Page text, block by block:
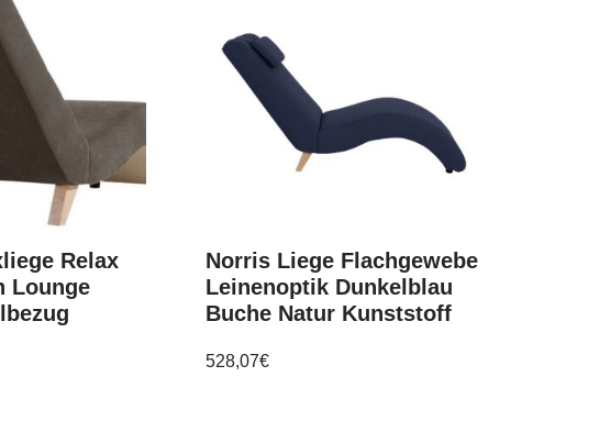
Relax
Lounge
Norris Liege Flachgewebe
Leinenoptik Dunkelblau
Buche Natur Kunststoff
528,07€